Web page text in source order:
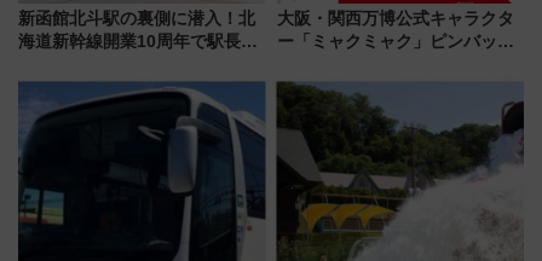
新函館北斗駅の裏側に潜入！北
海道新幹線開業10周年で駅長
ト 参加方法や体験内容を紹介
大阪・関西万博公式キャラクタ
ー「ミャクミャク」ピンバッジ
中旬発売